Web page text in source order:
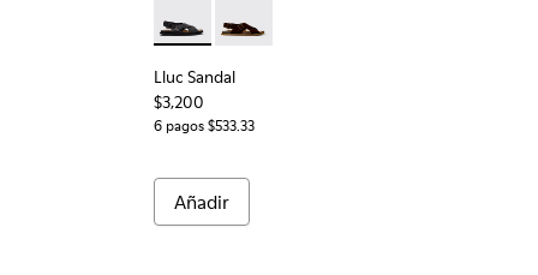
hombre.
para hombre.
de piel negras para hombre.
- Sandalias de piel marrones para hombre.
Lluc Sandal - K101093-004 - Sandalias de
Lluc Sandal - K101093-001 -
Lluc Sandal
$3,200
6 pagos $533.33
Añadir